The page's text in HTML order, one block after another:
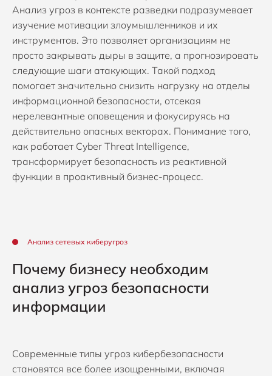
Анализ угроз в контексте разведки подразумевает
изучение мотивации злоумышленников и их
инструментов. Это позволяет организациям не
просто закрывать дыры в защите, а прогнозировать
следующие шаги атакующих. Такой подход
помогает значительно снизить нагрузку на отделы
информационной безопасности, отсекая
нерелевантные оповещения и фокусируясь на
действительно опасных векторах. Понимание того,
как работает Cyber Threat Intelligence,
трансформирует безопасность из реактивной
функции в проактивный бизнес-процесс.
Анализ сетевых киберугроз
Почему бизнесу необходим
анализ угроз безопасности
информации
Современные типы угроз кибербезопасности
становятся все более изощренными, включая